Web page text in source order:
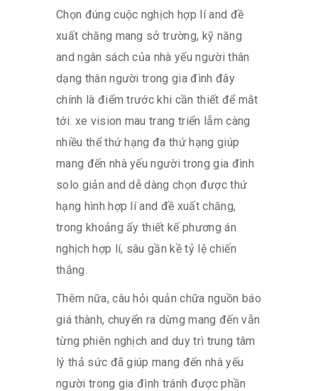
Chọn đúng cuộc nghịch hợp lí and đề
xuất chăng mang sở trường, kỹ năng
and ngân sách của nhà yếu người thân
dạng thân người trong gia đình đây
chính là điểm trước khi cần thiết để mắt
tới. xe vision mau trang triển lẵm càng
nhiều thể thứ hạng đa thứ hạng giúp
mang đến nhà yếu người trong gia đình
solo giản and dễ dàng chọn được thứ
hạng hình hợp lí and đề xuất chăng,
trong khoảng ấy thiết kế phương án
nghịch hợp lí, sâu gần kề tỷ lệ chiến
thắng.
Thêm nữa, câu hỏi quản chữa nguồn báo
giá thành, chuyển ra dừng mang đến vẫn
từng phiên nghịch and duy trì trung tâm
lý thả sức đã giúp mang đến nhà yếu
người trong gia đình tránh được phần